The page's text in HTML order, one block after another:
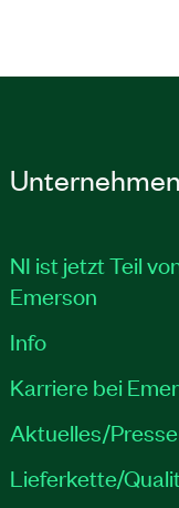
Unternehmen
NI ist jetzt Teil
Emerson
Info
Karriere bei
Aktuelles/Presse
Lieferkette/